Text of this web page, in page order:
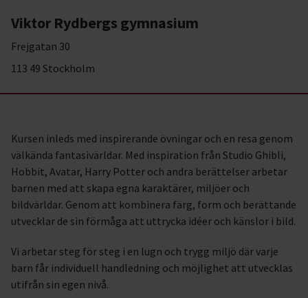
Viktor Rydbergs gymnasium
Frejgatan 30
113 49 Stockholm
Kursen inleds med inspirerande övningar och en resa genom
välkända fantasivärldar. Med inspiration från Studio Ghibli,
Hobbit, Avatar, Harry Potter och andra berättelser arbetar
barnen med att skapa egna karaktärer, miljöer och
bildvärldar. Genom att kombinera färg, form och berättande
utvecklar de sin förmåga att uttrycka idéer och känslor i bild.
Vi arbetar steg för steg i en lugn och trygg miljö där varje
barn får individuell handledning och möjlighet att utvecklas
utifrån sin egen nivå.